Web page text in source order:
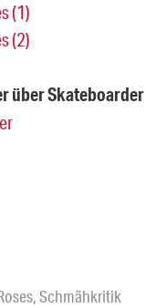
(1)
(2)
über Skateboarder
,Schmähkritik